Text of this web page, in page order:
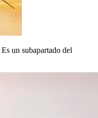
Es un subapartado del